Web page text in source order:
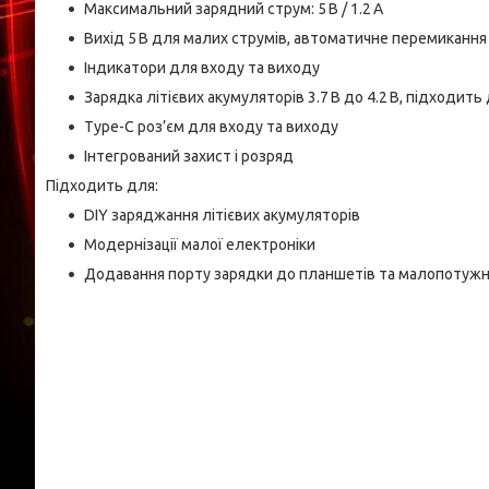
Максимальний зарядний струм: 5 В / 1.2 А
Вихід 5 В для малих струмів, автоматичне перемикання
Індикатори для входу та виходу
Зарядка літієвих акумуляторів 3.7 В до 4.2 В,
Type-C роз’єм для входу та виходу
Інтегрований захист і розряд
Підходить для:
DIY заряджання літієвих акумуляторів
Модернізації малої електроніки
Додавання порту зарядки до планшетів та